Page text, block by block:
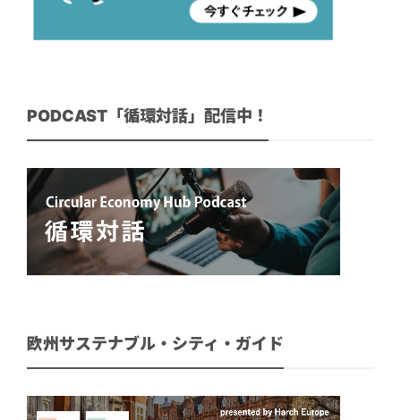
PODCAST「循環対話」配信中！
欧州サステナブル・シティ・ガイド